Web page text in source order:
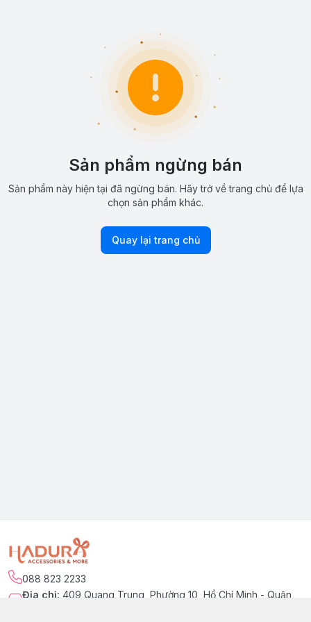
Sản phẩm ngừng bán
Sản phẩm này hiện tại đã ngừng bán. Hãy trở về trang chủ để lựa
chọn sản phẩm khác.
Quay lại trang chủ
088 823 2233
Địa chỉ: 409 Quang Trung, Phường 10, Hồ Chí Minh - Quận